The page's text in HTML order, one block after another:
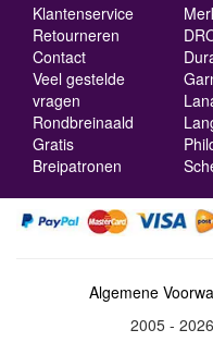
Klantenservice
Retourneren
Contact
Veel gestelde
vragen
Rondbreinaald
Gratis
Breipatronen
Algemene
2005 -